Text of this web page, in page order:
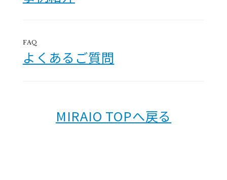
FAQ
よくあるご質問
MIRAIO TOPへ戻る